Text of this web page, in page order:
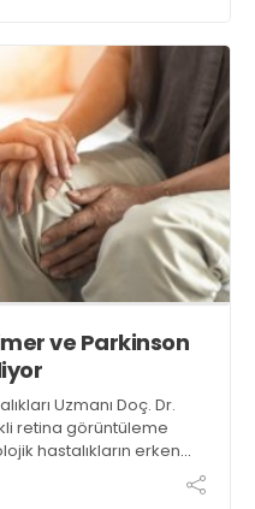
ve Parkinson
Uzmanı Doç. Dr.
retina görüntüleme
hastalıkların erken
rol üstlenebileceğini,
bu yöntemlerin